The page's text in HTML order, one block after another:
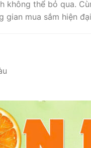
không thể bỏ qua.
gian mua sắm hiện